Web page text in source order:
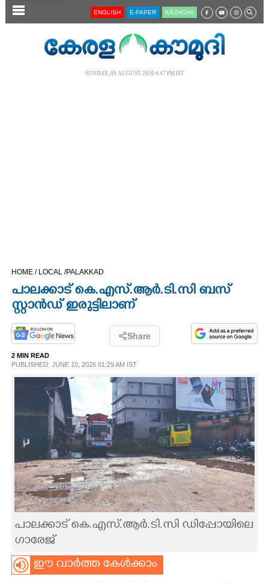
SECTIONS
OPINION
SPIRITUAL
ART
ASTRO
CARTOONS
ENGLISH E-PAPER KĀZHCHA
SUNDAY, 09 AUGUST 2026 6.47 PM IST
HOME / LOCAL /PALAKKAD
പാലക്കാട് കെ.എസ്.ആ‌ർ.ടി.സി ബസ്
സ്റ്റാൻഡ് ഇരുട്ടിലാണ്
Share
2 MIN READ
PUBLISHED: JUNE 10, 2026 01:29 AM IST
പാലക്കാട് കെ.എസ്.ആ‌ർ.ടി.സി ഡിപ്പോയിലെ
ഗാരേജ്
ഈ വാർത്ത കേൾക്കാം